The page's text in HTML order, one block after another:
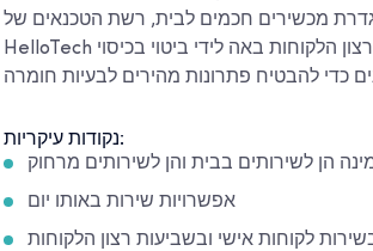
מכשירים חכמים לבית, רשת הטכנאים של
HelloTech זמינה בכל רחבי ארצות הברית. מחויבות החברה לשביעות רצון הלקוחות באה לידי ביטוי בכיסוי
נקודות עיקריות:
הן לשירותים בבית והן לשירותים מרחוק
אפשרויות שירות באותו יום
לקוחות אישי ובשביעות רצון הלקוחות